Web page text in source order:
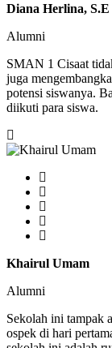
Diana Herlina, S.E
Alumni
SMAN 1 Cisaat
juga
potensi siswanya.
diikuti para siswa.
Khairul Umam
Alumni
Sekolah ini tampak
ospek di hari